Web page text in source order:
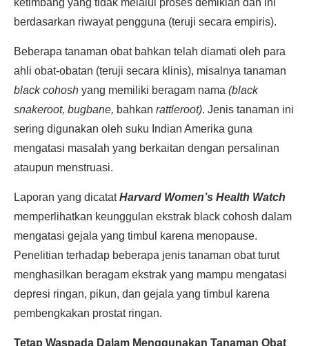
ketimbang yang tidak melalui proses demikian dan ini
berdasarkan riwayat pengguna (teruji secara empiris).
Beberapa tanaman obat bahkan telah diamati oleh para
ahli obat-obatan (teruji secara klinis), misalnya tanaman
black cohosh yang memiliki beragam nama (black
snakeroot, bugbane, bahkan rattleroot). Jenis tanaman ini
sering digunakan oleh suku Indian Amerika guna
mengatasi masalah yang berkaitan dengan persalinan
ataupun menstruasi.
Laporan yang dicatatHarvard Women’s Health Watch
memperlihatkan keunggulan ekstrak black cohosh dalam
mengatasi gejala yang timbul karena menopause.
Penelitian terhadap beberapa jenis tanaman obat turut
menghasilkan beragam ekstrak yang mampu mengatasi
depresi ringan, pikun, dan gejala yang timbul karena
pembengkakan prostat ringan.
Tetap Waspada Dalam Menggunakan Tanaman Obat